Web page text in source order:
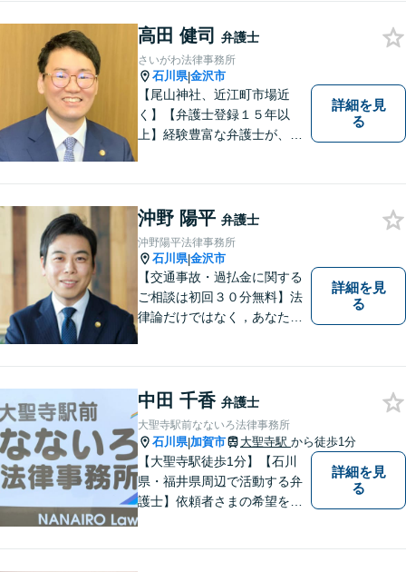
にご相談ください。
高田 健司 弁護士
さいがわ法律事務所
石川県|金沢市
【尾山神社、近江町市場近
く】【弁護士登録１５年以
上】経験豊富な弁護士が、誠
詳細を見
る
沖野 陽平 弁護士
沖野陽平法律事務所
石川県|金沢市
【交通事故・過払金に関する
ご相談は初回３０分無料】法
律論だけではなく，あなたの
詳細を見
る
中田 千香 弁護士
大聖寺駅前なないろ法律事務所
石川県|加賀市 大聖寺駅 から徒歩1分
【大聖寺駅徒歩1分】【石川
県・福井県周辺で活動する弁
護士】依頼者さまの希望を尊
詳細を見
る